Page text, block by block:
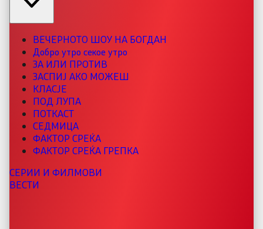
ВЕЧЕРНОТО ШОУ НА БОГДАН
Добро утро секое утро
ЗА ИЛИ ПРОТИВ
ЗАСПИЈ АКО МОЖЕШ
КЛАСЈЕ
ПОД ЛУПА
ПОТКАСТ
СЕДМИЦА
ФАКТОР СРЕЌА
ФАКТОР СРЕЌА ГРЕПКА
СЕРИИ И ФИЛМОВИ
ВЕСТИ